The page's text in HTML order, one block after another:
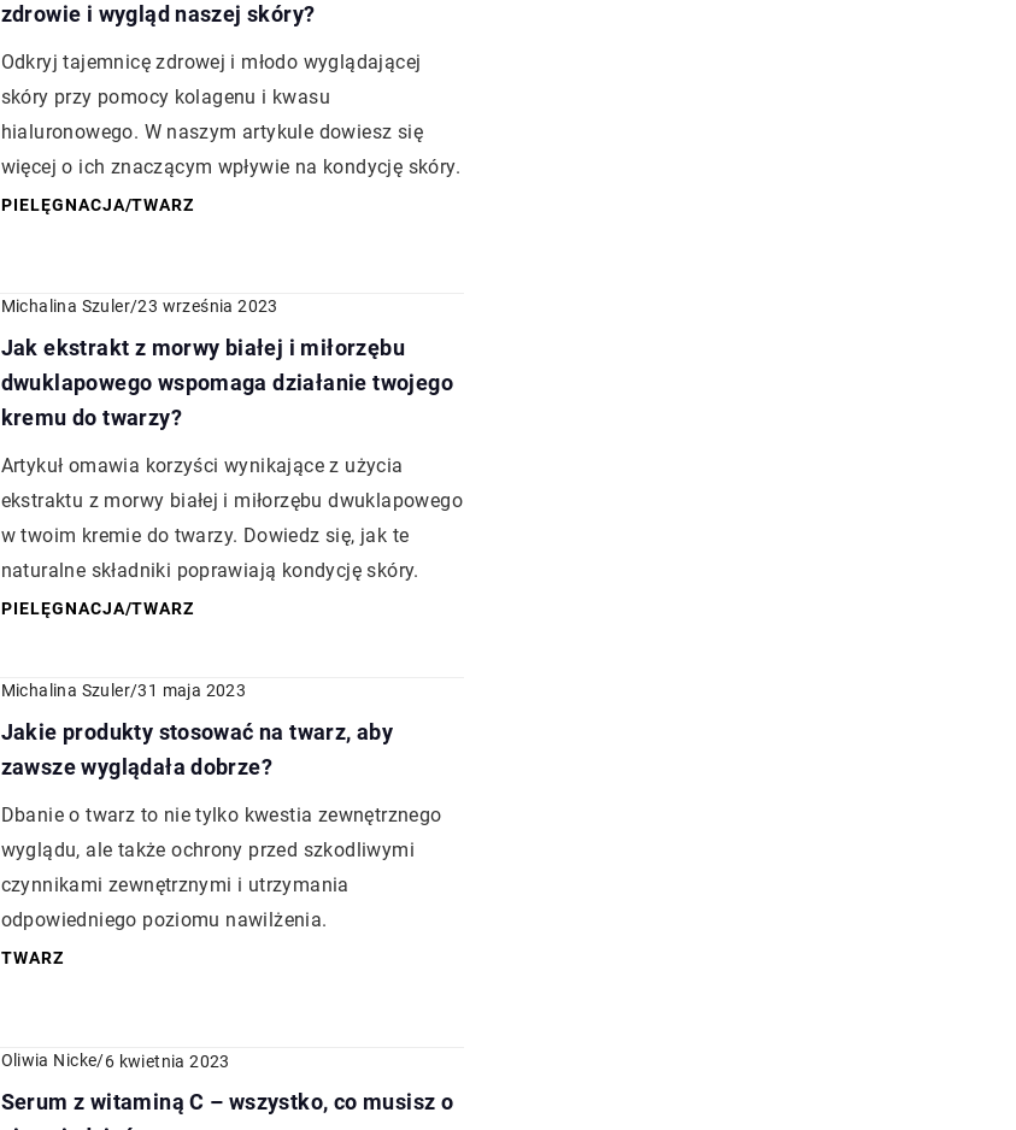
zdrowie i wygląd naszej skóry?
Odkryj tajemnicę zdrowej i młodo wyglądającej
skóry przy pomocy kolagenu i kwasu
hialuronowego. W naszym artykule dowiesz się
więcej o ich znaczącym wpływie na kondycję skóry.
PIELĘGNACJA/TWARZ
Michalina Szuler/23 września 2023
Jak ekstrakt z morwy białej i miłorzębu
dwuklapowego wspomaga działanie twojego
kremu do twarzy?
Artykuł omawia korzyści wynikające z użycia
ekstraktu z morwy białej i miłorzębu dwuklapowego
w twoim kremie do twarzy. Dowiedz się, jak te
naturalne składniki poprawiają kondycję skóry.
PIELĘGNACJA/TWARZ
Michalina Szuler/31 maja 2023
Jakie produkty stosować na twarz, aby
zawsze wyglądała dobrze?
Dbanie o twarz to nie tylko kwestia zewnętrznego
wyglądu, ale także ochrony przed szkodliwymi
czynnikami zewnętrznymi i utrzymania
odpowiedniego poziomu nawilżenia.
TWARZ
Oliwia Nicke/6 kwietnia 2023
Serum z witaminą C – wszystko, co musisz o